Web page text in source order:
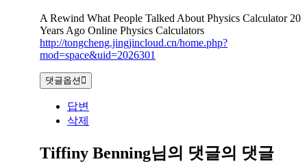
A Rewind What People Talked About Physics Calculator 20
Years Ago Online Physics Calculators
http://tongcheng.jingjincloud.cn/home.php?
mod=space&uid=2026301
댓글옵션
답변
삭제
Tiffiny Benning님의 댓글의 댓글